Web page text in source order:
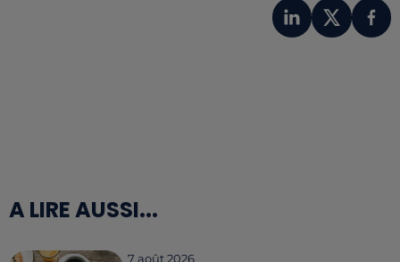
A LIRE AUSSI...
7 août 2026